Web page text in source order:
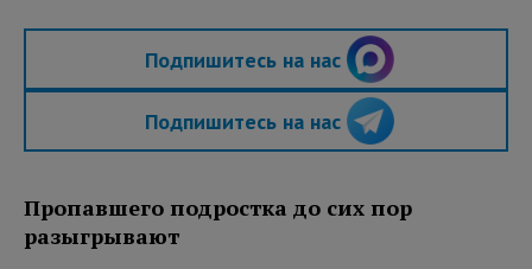
Подпишитесь на нас
Подпишитесь на нас
Пропавшего подростка до сих пор
разыгрывают